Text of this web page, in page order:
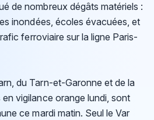
de nombreux dégâts matériels :
inondées, écoles évacuées, et
ferroviaire sur la ligne Paris-
du Tarn-et-Garonne et de la
vigilance orange lundi, sont
ce mardi matin. Seul le Var